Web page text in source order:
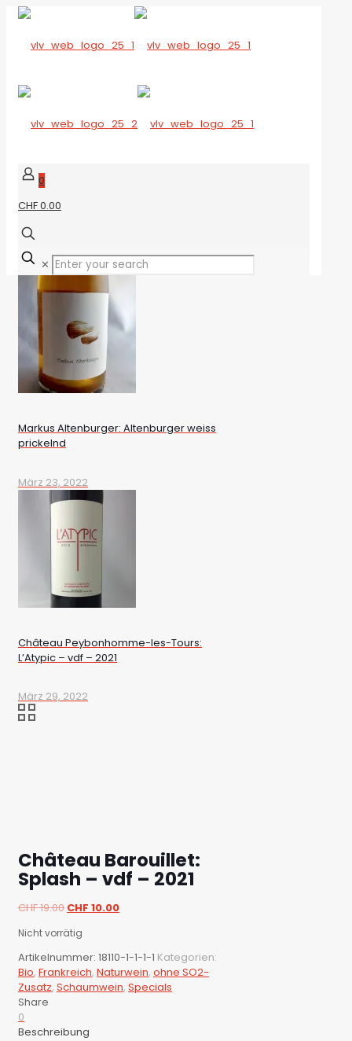
0
CHF 0.00
✕
Markus Altenburger: Altenburger weiss
prickelnd
März 23, 2022
Château Peybonhomme-les-Tours:
L’Atypic – vdf – 2021
März 29, 2022
Château Barouillet:
Splash – vdf – 2021
CHF19.00 Ursprünglicher
war:
CHF 19.00
CHF 10.00Aktueller
CHF 10.00.
Nicht vorrätig
Artikelnummer: 18110-1-1-1-1 Kategorien:
Bio, Frankreich, Naturwein, ohne SO2-
Zusatz, Schaumwein, Specials
Share
0
Beschreibung